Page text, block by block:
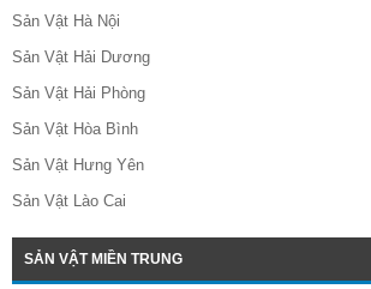
Sản Vật Hà Nội
Sản Vật Hải Dương
Sản Vật Hải Phòng
Sản Vật Hòa Bình
Sản Vật Hưng Yên
Sản Vật Lào Cai
SẢN VẬT MIỀN TRUNG